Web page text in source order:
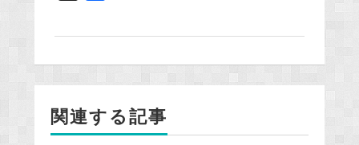
o
k
関連する記事